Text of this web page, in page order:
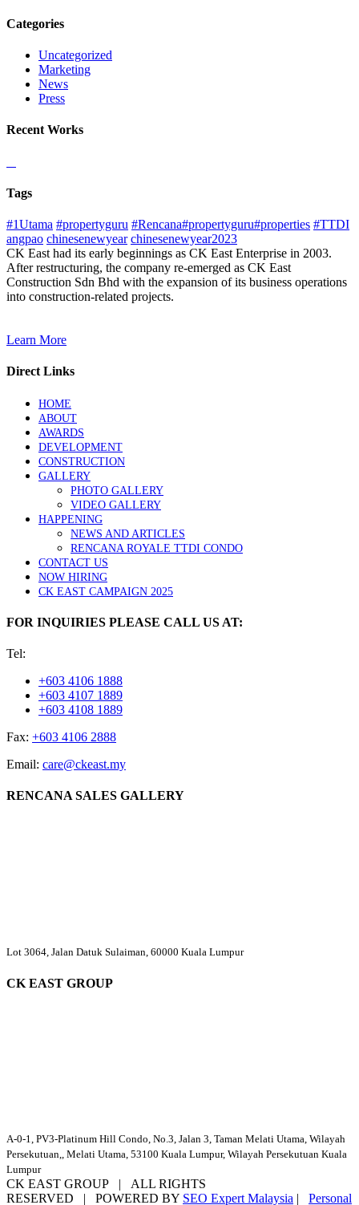
Categories
Uncategorized
Marketing
News
Press
Recent Works
Tags
#1Utama #propertyguru #Rencana#propertyguru#properties #TTDI
angpao chinesenewyear chinesenewyear2023
CK East had its early beginnings as CK East Enterprise in 2003.
After restructuring, the company re-emerged as CK East
Construction Sdn Bhd with the expansion of its business operations
into construction-related projects.
Learn More
Direct Links
HOME
ABOUT
AWARDS
DEVELOPMENT
CONSTRUCTION
GALLERY
PHOTO GALLERY
VIDEO GALLERY
HAPPENING
NEWS AND ARTICLES
RENCANA ROYALE TTDI CONDO
CONTACT US
NOW HIRING
CK EAST CAMPAIGN 2025
FOR INQUIRIES PLEASE CALL US AT:
Tel:
+603 4106 1888
+603 4107 1889
+603 4108 1889
Fax: +603 4106 2888
Email: care@ckeast.my
RENCANA SALES GALLERY
Lot 3064, Jalan Datuk Sulaiman, 60000 Kuala Lumpur
CK EAST GROUP
A-0-1, PV3-Platinum Hill Condo, No.3, Jalan 3, Taman Melati Utama, Wilayah
Persekutuan,, Melati Utama, 53100 Kuala Lumpur, Wilayah Persekutuan Kuala
Lumpur
CK EAST GROUP | ALL RIGHTS
RESERVED | POWERED BY SEO Expert Malaysia | Personal